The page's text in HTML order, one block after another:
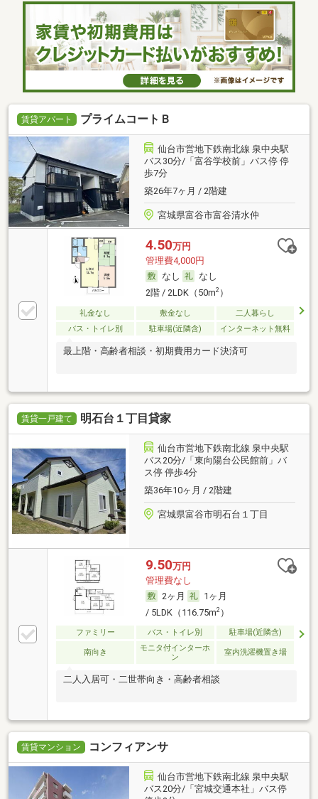
賃貸アパート プライムコートＢ
仙台市営地下鉄南北線 泉中央駅
バス30分/「富谷学校前」バス停 停
歩7分
築26年7ヶ月 / 2階建
宮城県富谷市富谷清水仲
4.50万円
管理費4,000円
なし
なし
2階 / 2LDK（50m2）
礼金なし 敷金なし
二人暮らし
バス・トイレ別
駐車場(近隣含) インターネット無料
最上階・高齢者相談・初期費用カード決済可
賃貸一戸建て 明石台１丁目貸家
仙台市営地下鉄南北線 泉中央駅
バス20分/「東向陽台公民館前」バ
ス停 停歩4分
築36年10ヶ月 / 2階建
宮城県富谷市明石台１丁目
9.50万円
管理費なし
2ヶ月
1ヶ月
/ 5LDK（116.75m2）
ファミリー バス・トイレ別 駐車場(近隣含)
南向き
モニタ付インターホ
ン
室内洗濯機置き場
二人入居可・二世帯向き・高齢者相談
賃貸マンション コンフィアンサ
仙台市営地下鉄南北線 泉中央駅
バス20分/「宮城交通本社」バス停